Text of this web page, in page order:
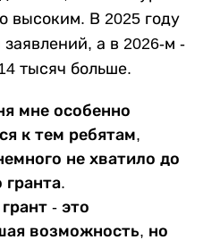
высоким. В 2025 году
а в 2026-м -
тысяч больше.
мне особенно
к тем ребятам,
не хватило до
гранта.
- это
возможность, но